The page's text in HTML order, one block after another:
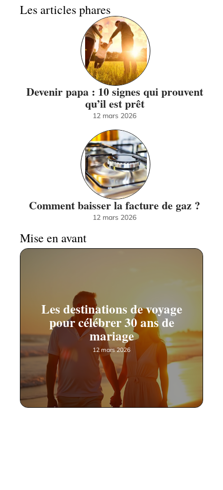
Les articles phares
Devenir papa : 10 signes qui prouvent
qu’il est prêt
12 mars 2026
Comment baisser la facture de gaz ?
12 mars 2026
Mise en avant
Les destinations de voyage
pour célébrer 30 ans de
mariage
12 mars 2026